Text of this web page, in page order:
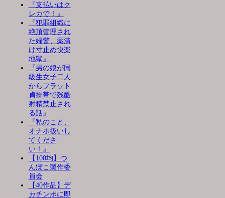
『支払いはク
レカで！』
『犯罪組織に
絶頂管理され
た婦警、薬漬
け寸止め快楽
地獄』
『男の娘が同
級生女子二人
からフラット
貞操帯で残酷
射精禁止され
る話』
『私のこと、
オナホ扱いし
てくださ
い！』
【100均】つ
んぽこ製作委
員会
【40作品】デ
カチンポに即